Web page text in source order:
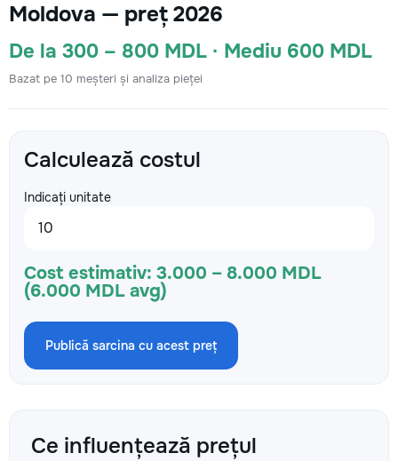
Moldova — preț 2026
De la 300 – 800 MDL · Mediu 600 MDL
Bazat pe 10 meșteri și analiza pieței
Calculează costul
Indicați unitate
Cost estimativ: 3.000 – 8.000 MDL
(6.000 MDL avg)
Publică sarcina cu acest preț
Ce influențează prețul